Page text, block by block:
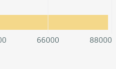
66000 88000